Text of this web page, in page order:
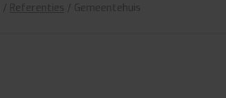
/ Referenties / Gemeentehuis